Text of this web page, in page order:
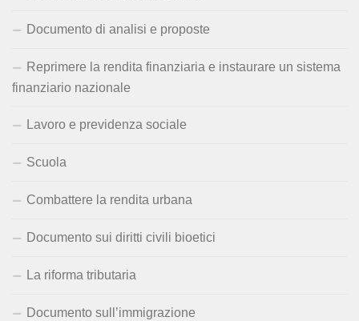
Documento di analisi e proposte
Reprimere la rendita finanziaria e instaurare un sistema
finanziario nazionale
Lavoro e previdenza sociale
Scuola
Combattere la rendita urbana
Documento sui diritti civili bioetici
La riforma tributaria
Documento sull’immigrazione